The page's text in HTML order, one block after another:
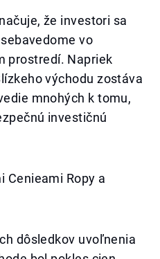
že investori sa
vo
prostredí. Napriek
východu zostáva
mnohých k tomu,
investičnú
Cenieami Ropy a
dôsledkov uvoľnenia